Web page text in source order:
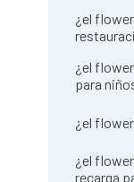
¿el
¿el
para
¿el
¿el
recarga